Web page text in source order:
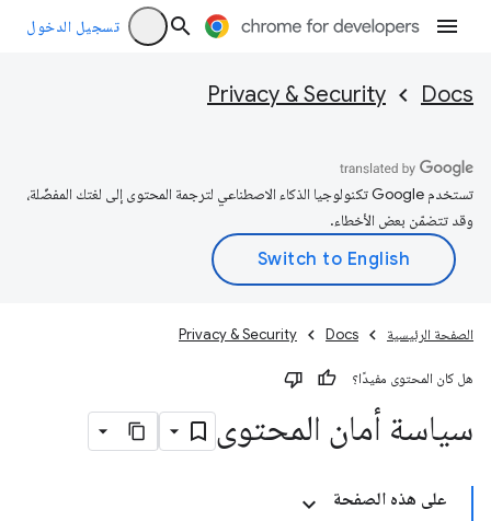
تسجيل الدخول
Docs
Privacy & Security
تستخدم Google تكنولوجيا الذكاء الاصطناعي لترجمة المحتوى إلى لغتك المفضّلة،
وقد تتضمّن بعض الأخطاء.
الصفحة الرئيسية Docs
Privacy & Security
هل كان المحتوى مفيدًا؟
سياسة أمان المحتوى
على هذه الصفحة